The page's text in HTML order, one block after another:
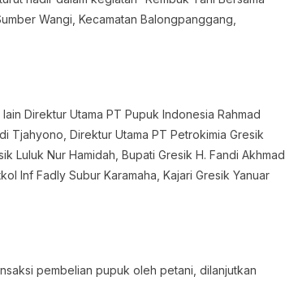
Wangi, Kecamatan Balongpanggang,
Direktur Utama PT Pupuk Indonesia Rahmad
Tjahyono, Direktur Utama PT Petrokimia Gresik
Luluk Nur Hamidah, Bupati Gresik H. Fandi Akhmad
Inf Fadly Subur Karamaha, Kajari Gresik Yanuar
pembelian pupuk oleh petani, dilanjutkan